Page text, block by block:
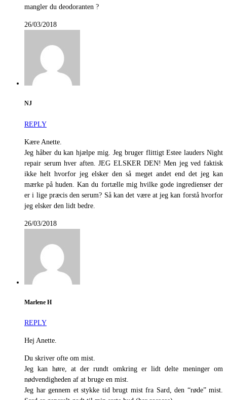
mangler du deodoranten ?
26/03/2018
NJ
REPLY
Kære Anette.
Jeg håber du kan hjælpe mig. Jeg bruger flittigt Estee lauders Night
repair serum hver aften. JEG ELSKER DEN! Men jeg ved faktisk
ikke helt hvorfor jeg elsker den så meget andet end det jeg kan
mærke på huden. Kan du fortælle mig hvilke gode ingredienser der
er i lige præcis den serum? Så kan det være at jeg kan forstå hvorfor
jeg elsker den lidt bedre.
26/03/2018
Marlene H
REPLY
Hej Anette.
Du skriver ofte om mist.
Jeg kan høre, at der rundt omkring er lidt delte meninger om
nødvendigheden af at bruge en mist.
Jeg har gennem et stykke tid brugt mist fra Sard, den “røde” mist.